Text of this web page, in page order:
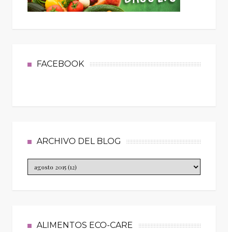
FACEBOOK
ARCHIVO DEL BLOG
ALIMENTOS ECO-CARE